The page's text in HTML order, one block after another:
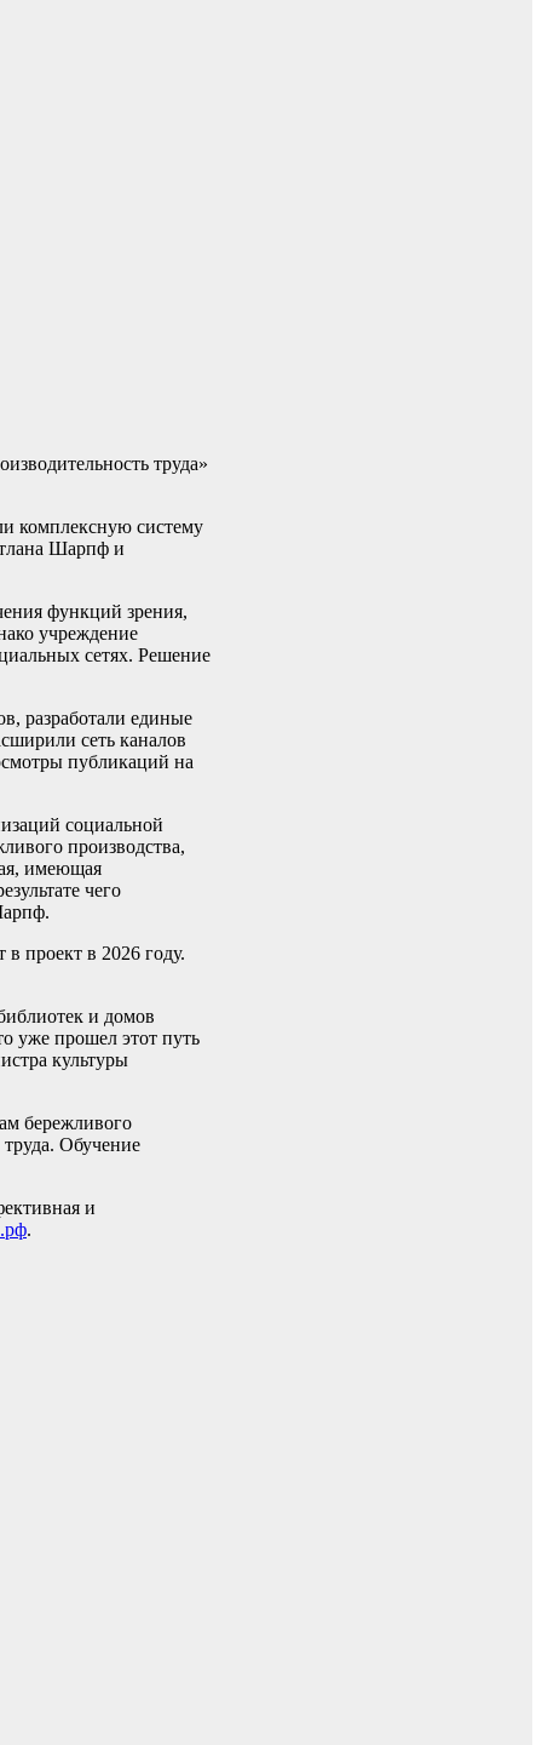
труда»
комплексную систему
Шарпф и
функций зрения,
учреждение
сетях. Решение
разработали единые
сеть каналов
публикаций на
социальной
производства,
имеющая
чего
проект в 2026 году.
и домов
уже прошел этот путь
культуры
бережливого
Обучение
и
.